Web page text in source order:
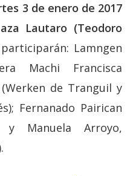
3 de enero de 2017
Lautaro (Teodoro
Lamngen
Machi Francisca
de Tranguil y
Fernanado Pairican
y Manuela Arroyo,